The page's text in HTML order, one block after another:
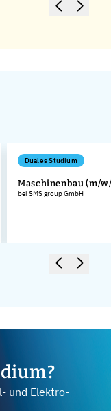
Duales Studium
Maschinenbau (m/
bei SMS group GmbH
und Elektro-